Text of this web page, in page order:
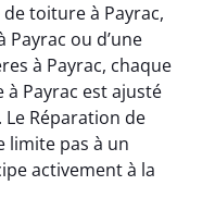
toiture à Payrac,
Payrac ou d’une
à Payrac, chaque
Payrac est ajusté
Réparation de
limite pas à un
activement à la